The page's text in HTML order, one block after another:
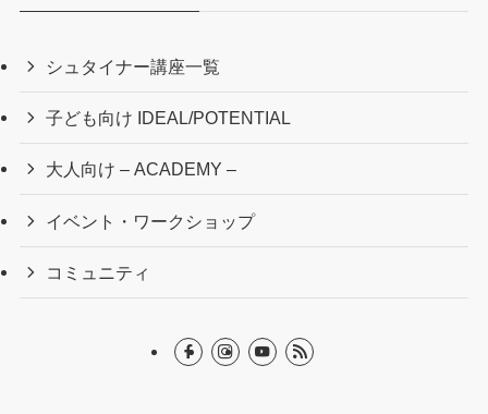
シュタイナー講座一覧
子ども向け IDEAL/POTENTIAL
大人向け – ACADEMY –
イベント・ワークショップ
コミュニティ